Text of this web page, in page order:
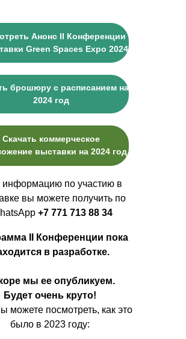
Анонс II Конференции
Green Spaces Expo 2024
Скачать коммерческое
выставки на 2024 год
брошюру с расписанием на
2024 год
информацию по участию в
вы можете получить по
+7 771 713 88 34
II Конференции пока
в разработке.
мы ее опубликуем.
Будет очень круто!
можете посмотреть, как это
было в 2023 году: